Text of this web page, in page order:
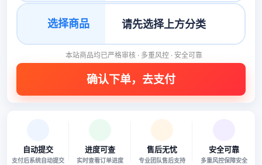
选择商品
本站商品均已严格审核 · 多重风控 · 安全可靠
自动提交
支付后系统自动提交
进度可查
实时查看订单进度
售后无忧
专业团队售后支持
安全可靠
多重风控保障安全